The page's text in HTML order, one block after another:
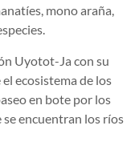
mono araña,
Uyotot-Ja con su
ecosistema de los
en bote por los
se encuentran los ríos